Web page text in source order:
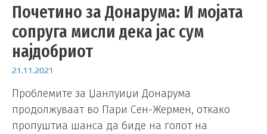
Почетино за Донарума: И мојата
сопруга мисли дека јас сум
најдобриот
21.11.2021
Проблемите за Џанлуиџи Донарума
продолжуваат во Пари Сен-Жермен, откако
пропуштиа шанса да биде на голот на